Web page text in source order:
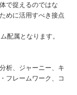
で捉えるのではな
めに活用すべき接点
配属となります。
析、ジャーニー、キ
フレームワーク、コ